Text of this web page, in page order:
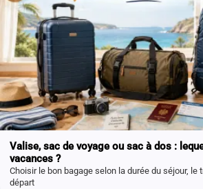
Valise, sac de voyage ou sac à dos :
vacances ?
Choisir le bon bagage selon la durée du séjour, le
départ